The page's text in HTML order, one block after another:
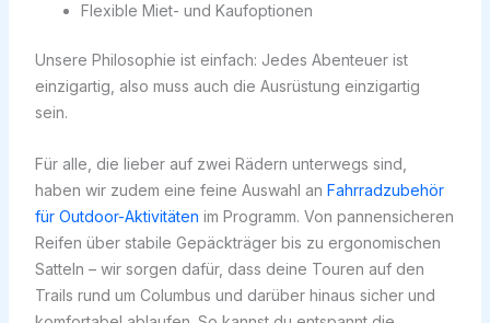
Flexible Miet- und Kaufoptionen
Unsere Philosophie ist einfach: Jedes Abenteuer ist
einzigartig, also muss auch die Ausrüstung einzigartig
sein.
Für alle, die lieber auf zwei Rädern unterwegs sind,
haben wir zudem eine feine Auswahl an Fahrradzubehör
für Outdoor-Aktivitäten im Programm. Von pannensicheren
Reifen über stabile Gepäckträger bis zu ergonomischen
Satteln – wir sorgen dafür, dass deine Touren auf den
Trails rund um Columbus und darüber hinaus sicher und